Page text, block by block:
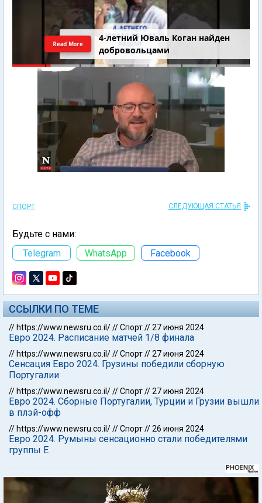
4-летний Юваль Коган найден
добровольцами
Read More
СПОРТ СЛЕДУЮЩАЯ СТАТЬЯ
Будьте с нами:
Telegram
WhatsApp Facebook
ССЫЛКИ ПО ТЕМЕ
// https://www.newsru.co.il///Спорт//27 июня 2024
Евро 2024. Расписание матчей 1/8 финала
// https://www.newsru.co.il///Спорт//27 июня 2024
Сенсация Евро 2024. Грузины победили сборную
Португалии
// https://www.newsru.co.il///Спорт//27 июня 2024
Евро 2024. Сборные Португалии, Турции и Грузии вышли
в плэй-офф
// https://www.newsru.co.il///Спорт//26 июня 2024
Евро 2024. Румыны сенсационно стали победителями
группы Е